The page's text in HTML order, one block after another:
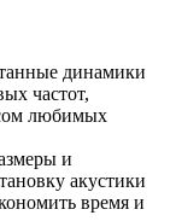
динамики
частот,
любимых
и
акустики
время и